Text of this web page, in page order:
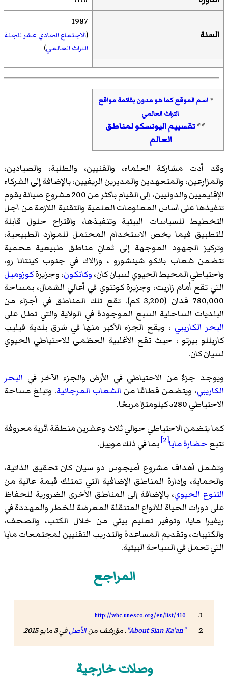
السنة
1987
(الاجتماع الحادي عشر للجنة
التراث العالمي)
* اسم الموقع كما هو مدون بقائمة مواقع
التراث العالمي
**تقسييم اليونسكو لمناطق
العالم
وقد أدت مشاركة العلماء، والفنيين، والطلبة، والصيادين،
والمزارعين، والمتعهدين والمديرين الريفيين، بالإضافة إلى الشركاء
الإقليميين والدوليين، إلى القيام بأكثر من 200 مشروع صيانة يقوم
تنفيذها على أساس المعلومات العلمية والتقنية اللازمة من أجل
التخطيط للسياسات البيئية وتنفيذها، واقتراح حلول قابلة
للتطبيق فيما يخص الاستخدام المحتمل للموارد الطبيعية،
وتركيز الجهود الموجهة إلى ثمانِ مناطق طبيعية محمية
تتضمن شعاب بانكو شينشورو ، وزالاك في جنوب كينتانا رو،
واحتياطي المحيط الحيوي لسيان كان،وكانكون، وجزيرةكوزوميل
التي تقع أمام زاريت، وجزيرة كونتوي في أعالي الشمال، بمساحة
780,000 فدان (3,200 كم). تقع تلك المناطق في أجزاء من
البلديات الساحلية السبع الموجودة في الولاية والتي تطل على
البحر الكاريبي ، ويقع الجزء الأكبر منها في شرق بلدية فيليب
كاريللو بيرتو ، حيث تقع الأغلبية العظمى للاحتياطي الحيوي
لسيان كان.
ويوجد جزءٌ من الاحتياطي في الأرض والجزء الآخر في البحر
الكاريبي، ويتضمن قطاعًا من الشعاب المرجانية. وتبلغ مساحة
الاحتياطي 5280 كيلومترًا مربعًا.
كما يتضمن الاحتياطي حوالي ثلاث وعشرينمنطقة أثريةمعروفة
تتبعحضارة مايا[2] بما في ذلكموييل.
وتشمل أهداف مشروع أميجوس دو سيان كان تحقيق الذاتية،
والحماية، وإدارة المناطق الإضافية التي تمتلك قيمة عالية من
التنوع الحيوي، بالإضافة إلى المناطق الأخرى الضرورية للحفاظ
على دورات الحياة للأنواع المتنقلة المعرضة للخطر والمهددة في
ريفيرا مايا، وتوفير تعليم بيئي من خلال الكتب، والصحف،
والكتيبات، وتقديم المساعدة والتدريب التقنيين لمجتمعات مايا
التي تعمل في السياحة البيئية.
المراجع
http://whc.unesco.org/en/list/410
"About Sian Ka'an" . مؤرشف منالأصلفي 3 مايو 2015 .
وصلات خارجية